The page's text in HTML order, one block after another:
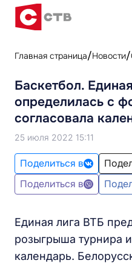
Главная страница Новости
Баскетбол.
определилась с
согласовала
25 июля 2022 15:11
Поделиться в
Поделиться в
Единая лига ВТБ
розыгрыша турнира
календарь.